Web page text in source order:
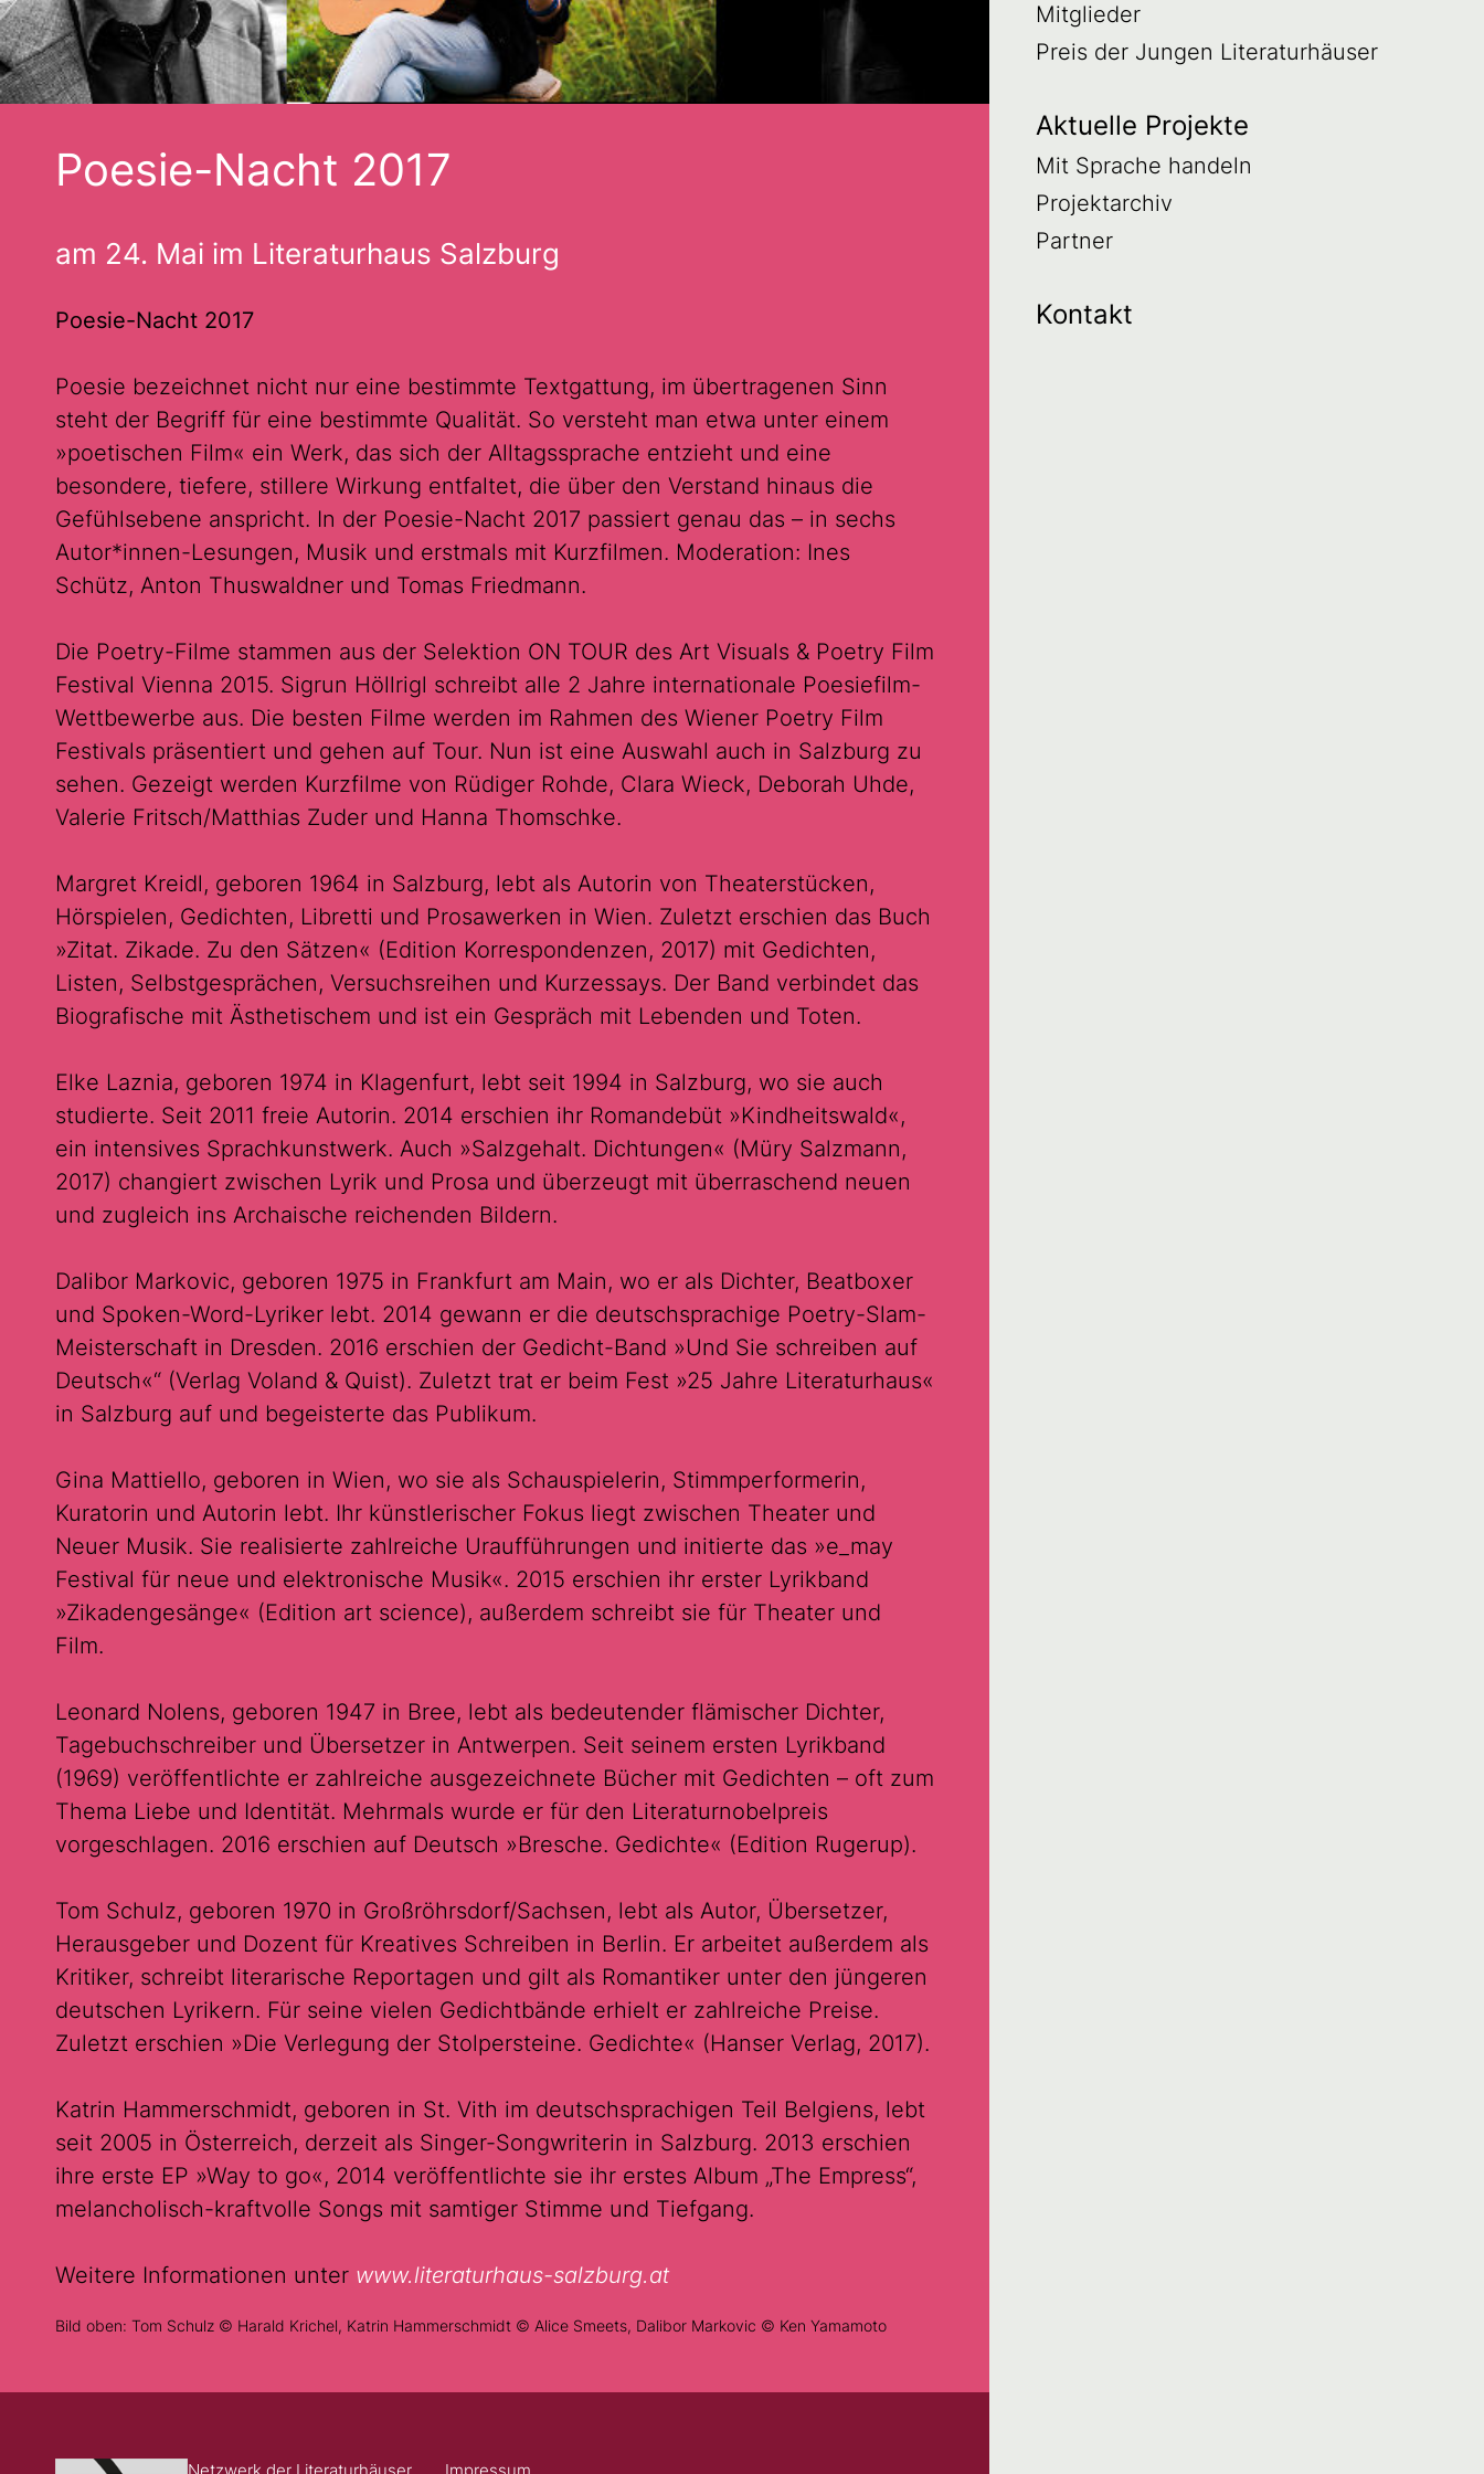
Poesie-Nacht 2017
am 24. Mai im Literaturhaus Salzburg
Poesie-Nacht 2017
Poesie bezeichnet nicht nur eine bestimmte Textgattung, im übertragenen Sinn
steht der Begriff für eine bestimmte Qualität. So versteht man etwa unter einem
»poetischen Film« ein Werk, das sich der Alltagssprache entzieht und eine
besondere, tiefere, stillere Wirkung entfaltet, die über den Verstand hinaus die
Gefühlsebene anspricht. In der Poesie-Nacht 2017 passiert genau das – in sechs
Autor*innen-Lesungen, Musik und erstmals mit Kurzfilmen. Moderation: Ines
Schütz, Anton Thuswaldner und Tomas Friedmann.
Die Poetry-Filme stammen aus der Selektion ON TOUR des Art Visuals & Poetry Film
Festival Vienna 2015. Sigrun Höllrigl schreibt alle 2 Jahre internationale Poesiefilm-
Wettbewerbe aus. Die besten Filme werden im Rahmen des Wiener Poetry Film
Festivals präsentiert und gehen auf Tour. Nun ist eine Auswahl auch in Salzburg zu
sehen. Gezeigt werden Kurzfilme von Rüdiger Rohde, Clara Wieck, Deborah Uhde,
Valerie Fritsch/Matthias Zuder und Hanna Thomschke.
Margret Kreidl, geboren 1964 in Salzburg, lebt als Autorin von Theaterstücken,
Hörspielen, Gedichten, Libretti und Prosawerken in Wien. Zuletzt erschien das Buch
»Zitat. Zikade. Zu den Sätzen« (Edition Korrespondenzen, 2017) mit Gedichten,
Listen, Selbstgesprächen, Versuchsreihen und Kurzessays. Der Band verbindet das
Biografische mit Ästhetischem und ist ein Gespräch mit Lebenden und Toten.
Elke Laznia, geboren 1974 in Klagenfurt, lebt seit 1994 in Salzburg, wo sie auch
studierte. Seit 2011 freie Autorin. 2014 erschien ihr Romandebüt »Kindheitswald«,
ein intensives Sprachkunstwerk. Auch »Salzgehalt. Dichtungen« (Müry Salzmann,
2017) changiert zwischen Lyrik und Prosa und überzeugt mit überraschend neuen
und zugleich ins Archaische reichenden Bildern.
Dalibor Markovic, geboren 1975 in Frankfurt am Main, wo er als Dichter, Beatboxer
und Spoken-Word-Lyriker lebt. 2014 gewann er die deutschsprachige Poetry-Slam-
Meisterschaft in Dresden. 2016 erschien der Gedicht-Band »Und Sie schreiben auf
Deutsch«“ (Verlag Voland & Quist). Zuletzt trat er beim Fest »25 Jahre Literaturhaus«
in Salzburg auf und begeisterte das Publikum.
Gina Mattiello, geboren in Wien, wo sie als Schauspielerin, Stimmperformerin,
Kuratorin und Autorin lebt. Ihr künstlerischer Fokus liegt zwischen Theater und
Neuer Musik. Sie realisierte zahlreiche Uraufführungen und initierte das »e_may
Festival für neue und elektronische Musik«. 2015 erschien ihr erster Lyrikband
»Zikadengesänge« (Edition art science), außerdem schreibt sie für Theater und
Film.
Leonard Nolens, geboren 1947 in Bree, lebt als bedeutender flämischer Dichter,
Tagebuchschreiber und Übersetzer in Antwerpen. Seit seinem ersten Lyrikband
(1969) veröffentlichte er zahlreiche ausgezeichnete Bücher mit Gedichten – oft zum
Thema Liebe und Identität. Mehrmals wurde er für den Literaturnobelpreis
vorgeschlagen. 2016 erschien auf Deutsch »Bresche. Gedichte« (Edition Rugerup).
Tom Schulz, geboren 1970 in Großröhrsdorf/Sachsen, lebt als Autor, Übersetzer,
Herausgeber und Dozent für Kreatives Schreiben in Berlin. Er arbeitet außerdem als
Kritiker, schreibt literarische Reportagen und gilt als Romantiker unter den jüngeren
deutschen Lyrikern. Für seine vielen Gedichtbände erhielt er zahlreiche Preise.
Zuletzt erschien »Die Verlegung der Stolpersteine. Gedichte« (Hanser Verlag, 2017).
Katrin Hammerschmidt, geboren in St. Vith im deutschsprachigen Teil Belgiens, lebt
seit 2005 in Österreich, derzeit als Singer-Songwriterin in Salzburg. 2013 erschien
ihre erste EP »Way to go«, 2014 veröffentlichte sie ihr erstes Album „The Empress“,
melancholisch-kraftvolle Songs mit samtiger Stimme und Tiefgang.
Weitere Informationen unter www.literaturhaus-salzburg.at
Bild oben: Tom Schulz © Harald Krichel, Katrin Hammerschmidt © Alice Smeets, Dalibor Markovic © Ken Yamamoto
Mitglieder
Preis der Jungen Literaturhäuser
Aktuelle Projekte
Mit Sprache handeln
Projektarchiv
Partner
Kontakt
Netzwerk der Literaturhäuser Impressum